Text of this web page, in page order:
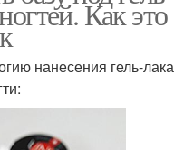
Как это
нанесения гель-лака